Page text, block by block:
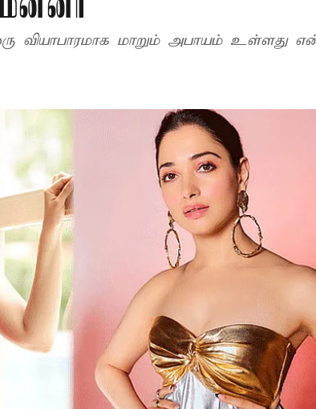
வியாபாரமாக மாறும் அபாயம் உள்ளது